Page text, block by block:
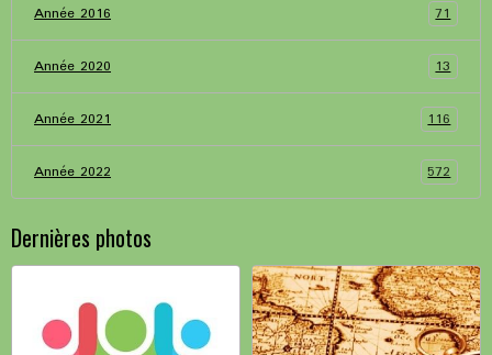
Année 2016 71
Année 2020 13
Année 2021 116
Année 2022 572
Dernières photos